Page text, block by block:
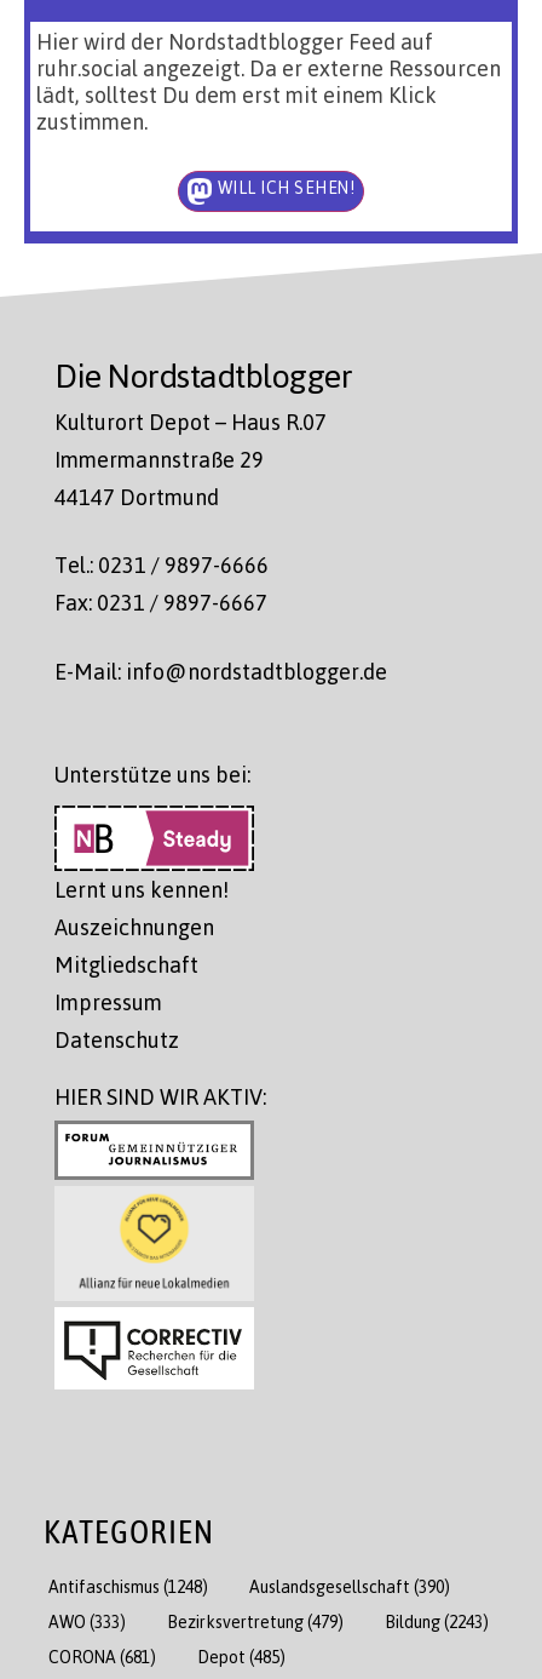
Hier wird der Nordstadtblogger Feed auf
ruhr.social angezeigt. Da er externe Ressourcen
lädt, solltest Du dem erst mit einem Klick
zustimmen.
WILL ICH SEHEN!
Die Nordstadtblogger
Kulturort Depot – Haus R.07
Immermannstraße 29
44147 Dortmund
Tel.: 0231 / 9897-6666
Fax: 0231 / 9897-6667
E-Mail: info@nordstadtblogger.de
Unterstütze uns bei:
Lernt uns kennen!
Auszeichnungen
Mitgliedschaft
Impressum
Datenschutz
HIER SIND WIR AKTIV:
KATEGORIEN
Antifaschismus (1248) Auslandsgesellschaft (390)
AWO (333) Bezirksvertretung(479) Bildung(2243)
CORONA (681) Depot (485)